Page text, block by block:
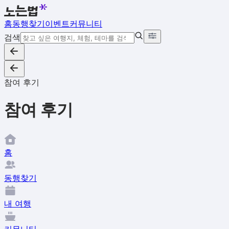
홈동행찾기이벤트커뮤니티
검색
참여 후기
참여 후기
홈
동행찾기
내 여행